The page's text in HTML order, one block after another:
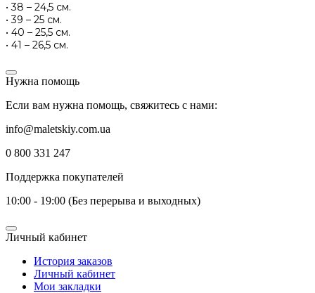
• 38 – 24,5 см.
• 39 – 25 см.
• 40 – 25,5 см.
• 41 – 26,5 см.
Нужна помощь
Если вам нужна помощь, свяжитесь с нами:
info@maletskiy.com.ua
0 800 331 247
Поддержка покупателей
10:00 - 19:00 (Без перерыва и выходных)
Личный кабинет
История заказов
Личный кабинет
Мои закладки